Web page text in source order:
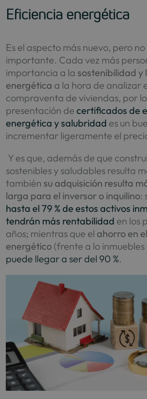
Eficiencia energética
Es el aspecto más nuevo, pero
importante. Cada vez más
importancia a la sostenibilidad y
energética a la hora de analizar
compraventa de viviendas, por
presentación de certificados de
energética y salubridad es un
incrementar ligeramente el
Y es que, además de que
sostenibles y saludables resulta
también su adquisición resulta
larga para el inversor o inquilino:
hasta el 79 % de estos activos
tendrán más rentabilidad en los
años; mientras que el ahorro en
energético(frente a lo inmuebles
puede llegar a ser del 90 %.